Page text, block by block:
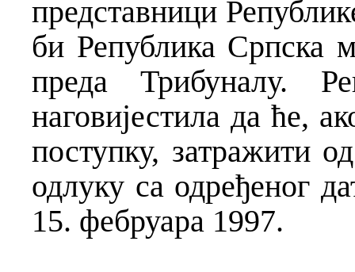
представници
би Република Српска
преда Трибуналу.
наговијестила да ће,
поступку, затражити
одлуку са одређеног
15. фебруара 1997.